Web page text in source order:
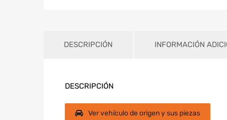
DESCRIPCIÓN INFORMACIÓN
DESCRIPCIÓN
Ver vehículo de origen y sus piezas